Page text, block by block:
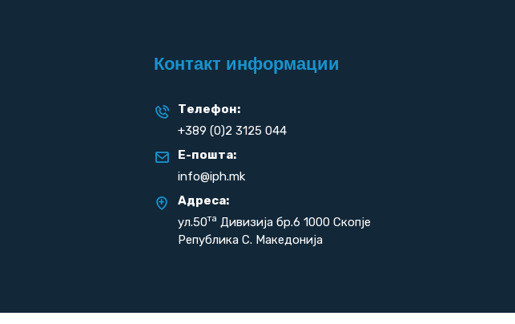
Контакт информации
Телефон:
+389 (0)2 3125 044
Е-пошта:
info@iph.mk
Адреса:
ул.50та Дивизија бр.6 1000 Скопје
Република С. Македонија